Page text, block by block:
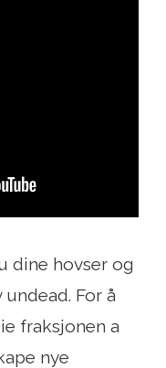
dine hovser og
For å
fraksjonen a
nye